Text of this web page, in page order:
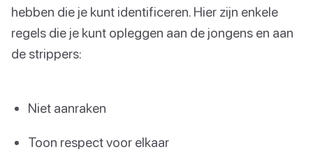
hebben die je kunt identificeren. Hier zijn enkele
regels die je kunt opleggen aan de jongens en aan
de strippers:
Niet aanraken
Toon respect voor elkaar